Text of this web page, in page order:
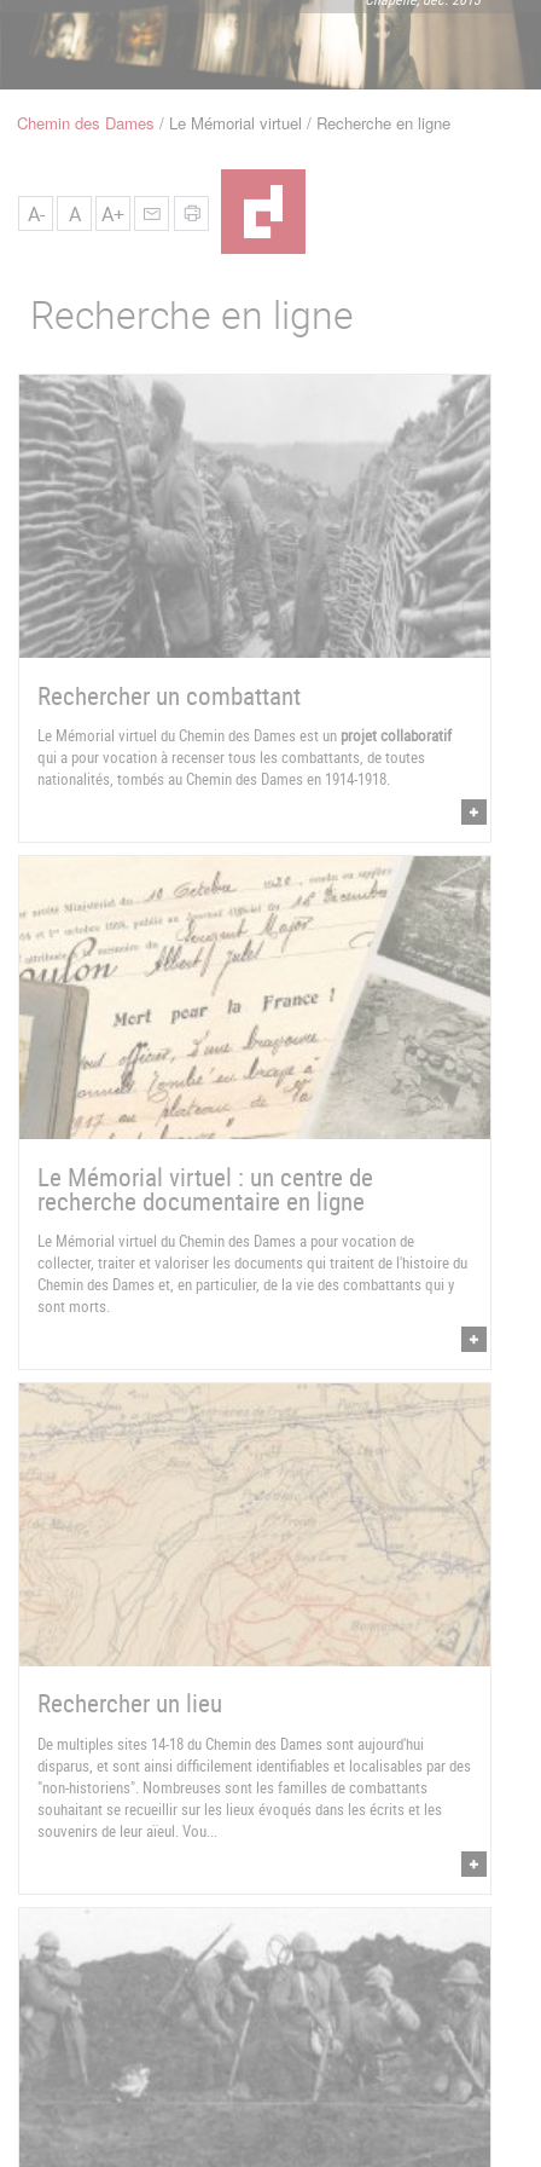
Navigation
Fil
Chemin des Dames Le Mémorial virtuel Recherche en ligne
A- A A+
Recherche en ligne
Rechercher un combattant
Le Mémorial virtuel du Chemin des Dames est un projet collaboratif
qui a pour vocation à recenser tous les combattants, de toutes
nationalités, tombés au Chemin des Dames en 1914-1918.
Le Mémorial virtuel : un centre de
recherche documentaire en ligne
Le Mémorial virtuel du Chemin des Dames a pour vocation de
collecter, traiter et valoriser les documents qui traitent de l'histoire du
Chemin des Dames et, en particulier, de la vie des combattants qui y
sont morts.
Rechercher un lieu
De multiples sites 14-18 du Chemin des Dames sont aujourd'hui
disparus, et sont ainsi difficilement identifiables et localisables par des
"non-historiens". Nombreuses sont les familles de combattants
souhaitant se recueillir sur les lieux évoqués dans les écrits et les
souvenirs de leur aïeul. Vou...